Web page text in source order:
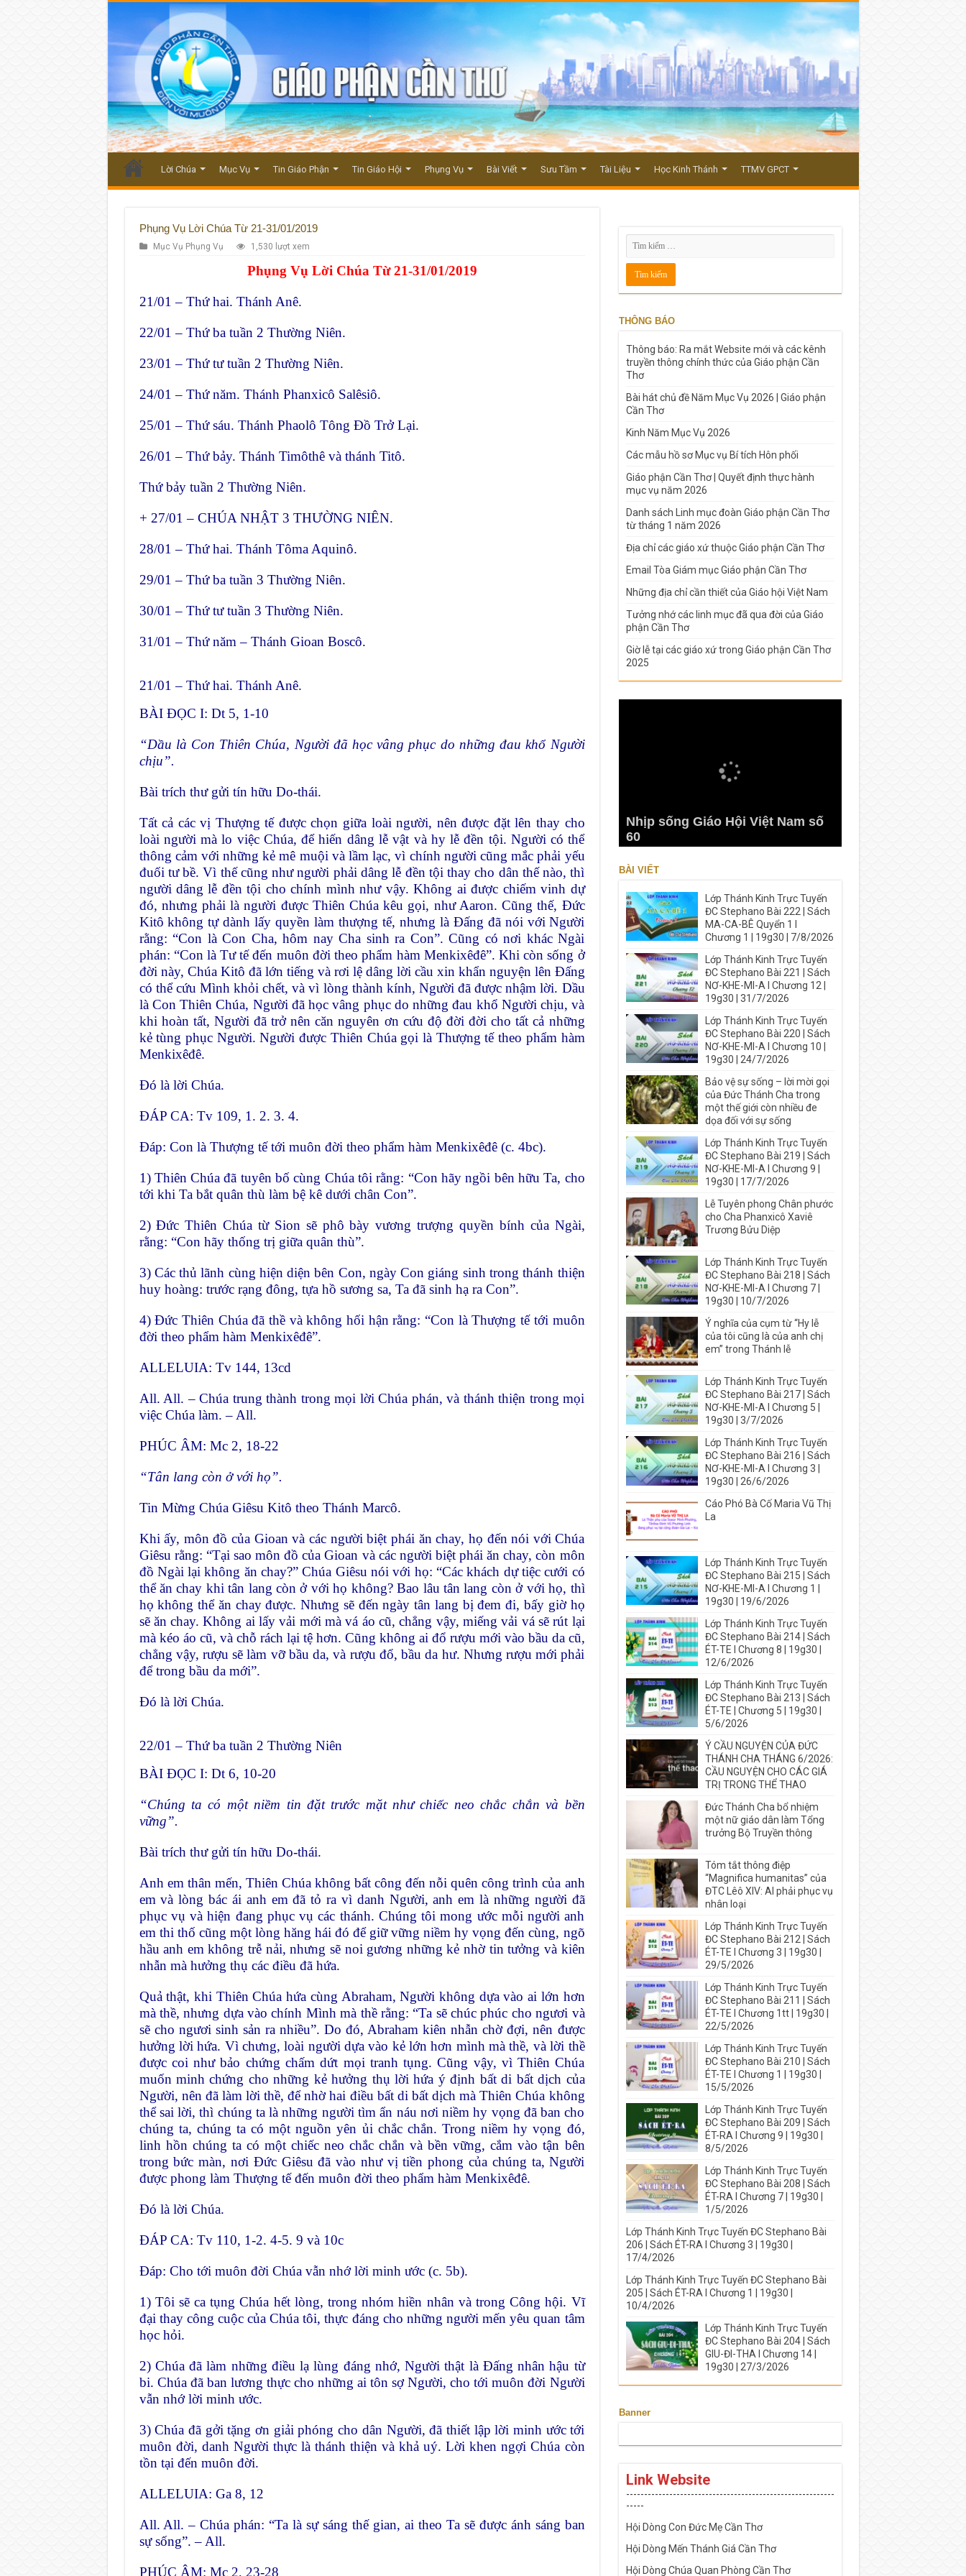
Lời Chúa Mục Vụ Tin Giáo Phận Tin Giáo Hội Phụng Vụ Bài Viết Sưu Tầm Tài Liệu Học Kinh Thánh TTMV GPCT
Phụng Vụ Lời Chúa Từ 21-31/01/2019
Mục Vụ Phụng Vụ 1,530 lượt xem
Phụng Vụ Lời Chúa Từ 21-31/01/2019
21/01 – Thứ hai. Thánh Anê.
22/01 – Thứ ba tuần 2 Thường Niên.
23/01 – Thứ tư tuần 2 Thường Niên.
24/01 – Thứ năm. Thánh Phanxicô Salêsiô.
25/01 – Thứ sáu. Thánh Phaolô Tông Đồ Trở Lại.
26/01 – Thứ bảy. Thánh Timôthê và thánh Titô.
Thứ bảy tuần 2 Thường Niên.
+ 27/01 – CHÚA NHẬT 3 THƯỜNG NIÊN.
28/01 – Thứ hai. Thánh Tôma Aquinô.
29/01 – Thứ ba tuần 3 Thường Niên.
30/01 – Thứ tư tuần 3 Thường Niên.
31/01 – Thứ năm – Thánh Gioan Boscô.
21/01 – Thứ hai. Thánh Anê.
BÀI ĐỌC I: Dt 5, 1-10
“Dầu là Con Thiên Chúa, Người đã học vâng phục do những đau khổ Người
chịu”.
Bài trích thư gửi tín hữu Do-thái.
Tất cả các vị Thượng tế được chọn giữa loài người, nên được đặt lên thay cho
loài người mà lo việc Chúa, để hiến dâng lễ vật và hy lễ đền tội. Người có thể
thông cảm với những kẻ mê muội và lầm lạc, vì chính người cũng mắc phải yếu
đuối tư bề. Vì thế cũng như người phải dâng lễ đền tội thay cho dân thế nào, thì
người dâng lễ đền tội cho chính mình như vậy. Không ai được chiếm vinh dự
đó, nhưng phải là người được Thiên Chúa kêu gọi, như Aaron. Cũng thế, Ðức
Kitô không tự dành lấy quyền làm thượng tế, nhưng là Ðấng đã nói với Người
rằng: “Con là Con Cha, hôm nay Cha sinh ra Con”. Cũng có nơi khác Ngài
phán: “Con là Tư tế đến muôn đời theo phẩm hàm Menkixêđê”. Khi còn sống ở
đời này, Chúa Kitô đã lớn tiếng và rơi lệ dâng lời cầu xin khẩn nguyện lên Ðấng
có thể cứu Mình khỏi chết, và vì lòng thành kính, Người đã được nhậm lời. Dầu
là Con Thiên Chúa, Người đã học vâng phục do những đau khổ Người chịu, và
khi hoàn tất, Người đã trở nên căn nguyên ơn cứu độ đời đời cho tất cả những
kẻ tùng phục Người. Người được Thiên Chúa gọi là Thượng tế theo phẩm hàm
Menkixêđê.
Ðó là lời Chúa.
ĐÁP CA: Tv 109, 1. 2. 3. 4.
Ðáp: Con là Thượng tế tới muôn đời theo phẩm hàm Menkixêđê (c. 4bc).
1) Thiên Chúa đã tuyên bố cùng Chúa tôi rằng: “Con hãy ngồi bên hữu Ta, cho
tới khi Ta bắt quân thù làm bệ kê dưới chân Con”.
2) Ðức Thiên Chúa từ Sion sẽ phô bày vương trượng quyền bính của Ngài,
rằng: “Con hãy thống trị giữa quân thù”.
3) Các thủ lãnh cùng hiện diện bên Con, ngày Con giáng sinh trong thánh thiện
huy hoàng: trước rạng đông, tựa hồ sương sa, Ta đã sinh hạ ra Con”.
4) Ðức Thiên Chúa đã thề và không hối hận rằng: “Con là Thượng tế tới muôn
đời theo phẩm hàm Menkixêđê”.
ALLELUIA: Tv 144, 13cd
All. All. – Chúa trung thành trong mọi lời Chúa phán, và thánh thiện trong mọi
việc Chúa làm. – All.
PHÚC ÂM: Mc 2, 18-22
“Tân lang còn ở với họ”.
Tin Mừng Chúa Giêsu Kitô theo Thánh Marcô.
Khi ấy, môn đồ của Gioan và các người biệt phái ăn chay, họ đến nói với Chúa
Giêsu rằng: “Tại sao môn đồ của Gioan và các người biệt phái ăn chay, còn môn
đồ Ngài lại không ăn chay?” Chúa Giêsu nói với họ: “Các khách dự tiệc cưới có
thể ăn chay khi tân lang còn ở với họ không? Bao lâu tân lang còn ở với họ, thì
họ không thể ăn chay được. Nhưng sẽ đến ngày tân lang bị đem đi, bấy giờ họ
sẽ ăn chay. Không ai lấy vải mới mà vá áo cũ, chẳng vậy, miếng vải vá sẽ rút lại
mà kéo áo cũ, và chỗ rách lại tệ hơn. Cũng không ai đổ rượu mới vào bầu da cũ,
chẳng vậy, rượu sẽ làm vỡ bầu da, và rượu đổ, bầu da hư. Nhưng rượu mới phải
để trong bầu da mới”.
Ðó là lời Chúa.
22/01 – Thứ ba tuần 2 Thường Niên
BÀI ĐỌC I: Dt 6, 10-20
“Chúng ta có một niềm tin đặt trước mặt như chiếc neo chắc chắn và bền
vững”.
Bài trích thư gửi tín hữu Do-thái.
Anh em thân mến, Thiên Chúa không bất công đến nỗi quên công trình của anh
em và lòng bác ái anh em đã tỏ ra vì danh Người, anh em là những người đã
phục vụ và hiện đang phục vụ các thánh. Chúng tôi mong ước mỗi người anh
em thi thố cũng một lòng hăng hái đó để giữ vững niềm hy vọng đến cùng, ngõ
hầu anh em không trễ nải, nhưng sẽ noi gương những kẻ nhờ tin tưởng và kiên
nhẫn mà hưởng thụ các điều đã hứa.
Quả thật, khi Thiên Chúa hứa cùng Abraham, Người không dựa vào ai lớn hơn
mà thề, nhưng dựa vào chính Mình mà thề rằng: “Ta sẽ chúc phúc cho ngươi và
sẽ cho ngươi sinh sản ra nhiều”. Do đó, Abraham kiên nhẫn chờ đợi, nên được
hưởng lời hứa. Vì chưng, loài người dựa vào kẻ lớn hơn mình mà thề, và lời thề
được coi như bảo chứng chấm dứt mọi tranh tụng. Cũng vậy, vì Thiên Chúa
muốn minh chứng cho những kẻ hưởng thụ lời hứa ý định bất di bất dịch của
Người, nên đã làm lời thề, để nhờ hai điều bất di bất dịch mà Thiên Chúa không
thể sai lời, thì chúng ta là những người tìm ẩn náu nơi niềm hy vọng đã ban cho
chúng ta, chúng ta có một nguồn yên ủi chắc chắn. Trong niềm hy vọng đó,
linh hồn chúng ta có một chiếc neo chắc chắn và bền vững, cắm vào tận bên
trong bức màn, nơi Ðức Giêsu đã vào như vị tiền phong của chúng ta, Người
được phong làm Thượng tế đến muôn đời theo phẩm hàm Menkixêđê.
Ðó là lời Chúa.
ĐÁP CA: Tv 110, 1-2. 4-5. 9 và 10c
Ðáp: Cho tới muôn đời Chúa vẫn nhớ lời minh ước (c. 5b).
1) Tôi sẽ ca tụng Chúa hết lòng, trong nhóm hiền nhân và trong Công hội. Vĩ
đại thay công cuộc của Chúa tôi, thực đáng cho những người mến yêu quan tâm
học hỏi.
2) Chúa đã làm những điều lạ lùng đáng nhớ, Người thật là Ðấng nhân hậu từ
bi. Chúa đã ban lương thực cho những ai tôn sợ Người, cho tới muôn đời Người
vẫn nhớ lời minh ước.
3) Chúa đã gởi tặng ơn giải phóng cho dân Người, đã thiết lập lời minh ước tới
muôn đời, danh Người thực là thánh thiện và khả uý. Lời khen ngợi Chúa còn
tồn tại đến muôn đời.
ALLELUIA: Ga 8, 12
All. All. – Chúa phán: “Ta là sự sáng thế gian, ai theo Ta sẽ được ánh sáng ban
sự sống”. – All.
PHÚC ÂM: Mc 2, 23-28
THÔNG BÁO
Thông báo: Ra mắt Website mới và các kênh
truyền thông chính thức của Giáo phận Cần
Thơ
Bài hát chủ đề Năm Mục Vụ 2026 | Giáo phận
Cần Thơ
Kinh Năm Mục Vụ 2026
Các mẫu hồ sơ Mục vụ Bí tích Hôn phối
Giáo phận Cần Thơ | Quyết định thực hành
mục vụ năm 2026
Danh sách Linh mục đoàn Giáo phận Cần Thơ
từ tháng 1 năm 2026
Địa chỉ các giáo xứ thuộc Giáo phận Cần Thơ
Email Tòa Giám mục Giáo phận Cần Thơ
Những địa chỉ cần thiết của Giáo hội Việt Nam
Tưởng nhớ các linh mục đã qua đời của Giáo
phận Cần Thơ
Giờ lễ tại các giáo xứ trong Giáo phận Cần Thơ
2025
Nhịp sống Giáo Hội Việt Nam số
60
BÀI VIẾT
Lớp Thánh Kinh Trực Tuyến
ĐC Stephano Bài 222 | Sách
MA-CA-BÊ Quyển 1 I
Chương 1 | 19g30 | 7/8/2026
Lớp Thánh Kinh Trực Tuyến
ĐC Stephano Bài 221 | Sách
NƠ-KHE-MI-A I Chương 12 |
19g30 | 31/7/2026
Lớp Thánh Kinh Trực Tuyến
ĐC Stephano Bài 220 | Sách
NƠ-KHE-MI-A I Chương 10 |
19g30 | 24/7/2026
Bảo vệ sự sống – lời mời gọi
của Đức Thánh Cha trong
một thế giới còn nhiều đe
dọa đối với sự sống
Lớp Thánh Kinh Trực Tuyến
ĐC Stephano Bài 219 | Sách
NƠ-KHE-MI-A I Chương 9 |
19g30 | 17/7/2026
Lễ Tuyên phong Chân phước
cho Cha Phanxicô Xaviê
Trương Bửu Diệp
Lớp Thánh Kinh Trực Tuyến
ĐC Stephano Bài 218 | Sách
NƠ-KHE-MI-A I Chương 7 |
19g30 | 10/7/2026
Ý nghĩa của cụm từ “Hy lễ
của tôi cũng là của anh chị
em” trong Thánh lễ
Lớp Thánh Kinh Trực Tuyến
ĐC Stephano Bài 217 | Sách
NƠ-KHE-MI-A I Chương 5 |
19g30 | 3/7/2026
Lớp Thánh Kinh Trực Tuyến
ĐC Stephano Bài 216 | Sách
NƠ-KHE-MI-A I Chương 3 |
19g30 | 26/6/2026
Cáo Phó Bà Cố Maria Vũ Thị
La
Lớp Thánh Kinh Trực Tuyến
ĐC Stephano Bài 215 | Sách
NƠ-KHE-MI-A I Chương 1 |
19g30 | 19/6/2026
Lớp Thánh Kinh Trực Tuyến
ĐC Stephano Bài 214 | Sách
ÉT-TE I Chương 8 | 19g30 |
12/6/2026
Lớp Thánh Kinh Trực Tuyến
ĐC Stephano Bài 213 | Sách
ÉT-TE | Chương 5 | 19g30 |
5/6/2026
Ý CẦU NGUYỆN CỦA ĐỨC
THÁNH CHA THÁNG 6/2026:
CẦU NGUYỆN CHO CÁC GIÁ
TRỊ TRONG THỂ THAO
Đức Thánh Cha bổ nhiệm
một nữ giáo dân làm Tổng
trưởng Bộ Truyền thông
Tóm tắt thông điệp
“Magnifica humanitas” của
ĐTC Lêô XIV: AI phải phục vụ
nhân loại
Lớp Thánh Kinh Trực Tuyến
ĐC Stephano Bài 212 | Sách
ÉT-TE I Chương 3 | 19g30 |
29/5/2026
Lớp Thánh Kinh Trực Tuyến
ĐC Stephano Bài 211 | Sách
ÉT-TE I Chương 1tt | 19g30 |
22/5/2026
Lớp Thánh Kinh Trực Tuyến
ĐC Stephano Bài 210 | Sách
ÉT-TE I Chương 1 | 19g30 |
15/5/2026
Lớp Thánh Kinh Trực Tuyến
ĐC Stephano Bài 209 | Sách
ÉT-RA I Chương 9 | 19g30 |
8/5/2026
Lớp Thánh Kinh Trực Tuyến
ĐC Stephano Bài 208 | Sách
ÉT-RA I Chương 7 | 19g30 |
1/5/2026
Lớp Thánh Kinh Trực Tuyến ĐC Stephano Bài
206 | Sách ÉT-RA I Chương 3 | 19g30 |
17/4/2026
Lớp Thánh Kinh Trực Tuyến ĐC Stephano Bài
205 | Sách ÉT-RA I Chương 1 | 19g30 |
10/4/2026
Lớp Thánh Kinh Trực Tuyến
ĐC Stephano Bài 204 | Sách
GIU-ĐI-THA I Chương 14 |
19g30 | 27/3/2026
Banner
Link Website
----------------------------------------------------------
-----
Hội Dòng Con Đức Mẹ Cần Thơ
Hội Dòng Mến Thánh Giá Cần Thơ
Hội Dòng Chúa Quan Phòng Cần Thơ